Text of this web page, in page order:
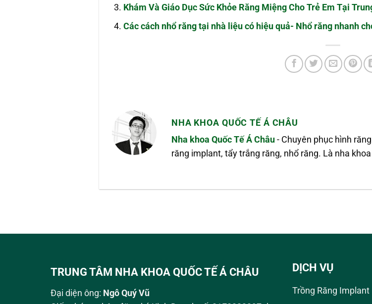
Khám Và Giáo Dục Sức Khỏe Răng Miệng Cho Trẻ Em Tại
Các cách nhổ răng tại nhà liệu có hiệu quả- Nhổ răng nhanh
NHA KHOA QUỐC TẾ Á CHÂU
Nha khoa Quốc Tế Á Châu- Chuyên phục hình
răng implant, tẩy trắng răng, nhổ răng. Là nha
TRUNG TÂM NHA KHOA QUỐC TẾ Á CHÂU
Đại diện ông: Ngô Quý Vũ
DỊCH VỤ
Trồng Răng Implant